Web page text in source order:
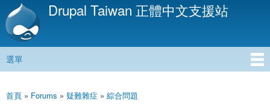
移
內
Drupal Taiwan 正體中文支援站
主選單
選單
您在這裡
首頁 » Forums » 疑難雜症 » 綜合問題